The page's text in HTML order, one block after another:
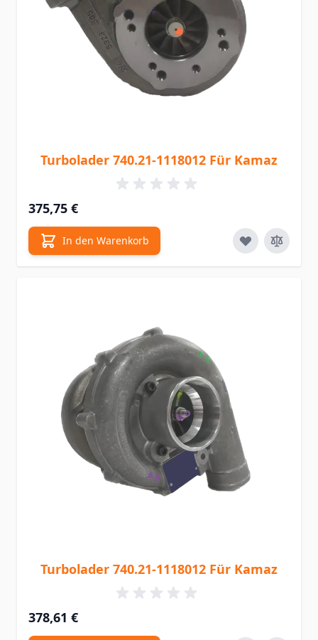
Turbolader 740.21-1118012 Für Kamaz
375,75 €
In den Warenkorb
Turbolader 740.21-1118012 Für Kamaz
378,61 €